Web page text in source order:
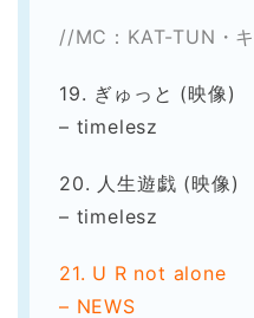
//MC：KAT-TUN・
19. ぎゅっと (映像)
– timelesz
20. 人生遊戯 (映像)
– timelesz
21. U R not alone
– NEWS